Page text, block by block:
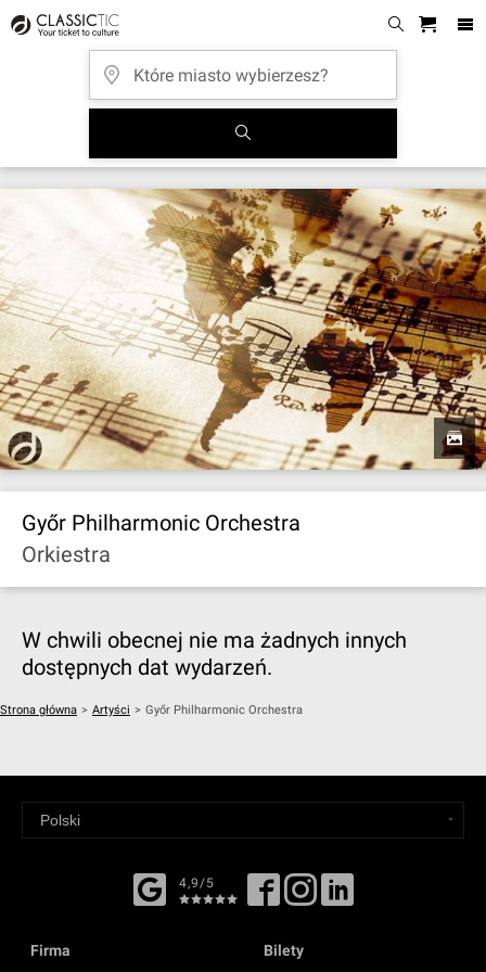
Győr Philharmonic Orchestra
Orkiestra
W chwili obecnej nie ma żadnych innych
dostępnych dat wydarzeń.
Strona główna > Artyści > Győr Philharmonic Orchestra
4,9/5
Firma Bilety